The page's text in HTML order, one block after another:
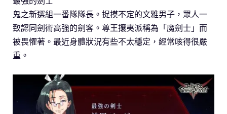
鬼之新選組一番隊隊長。捉摸不定的文雅男子，眾人一
致認同劍術高強的劍客。尊王攘夷派稱為「魔劍士」而
被畏懼著。最近身體狀況有些不太穩定，經常咳得很嚴
重。